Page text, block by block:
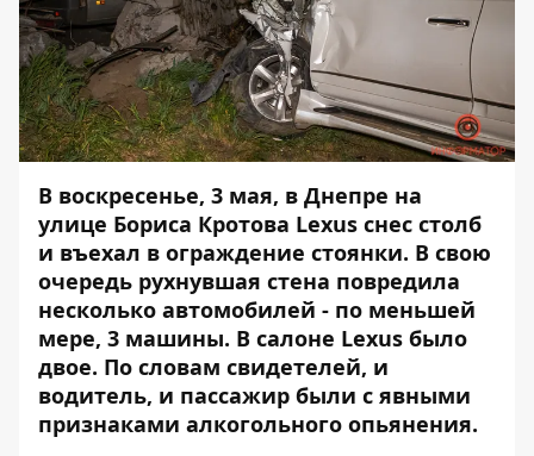
В воскресенье, 3 мая, в Днепре на
улице Бориса Кротова Lexus снес столб
и въехал в ограждение стоянки. В свою
очередь рухнувшая стена повредила
несколько автомобилей - по меньшей
мере, 3 машины. В салоне Lexus было
двое. По словам свидетелей, и
водитель, и пассажир были с явными
признаками алкогольного опьянения.